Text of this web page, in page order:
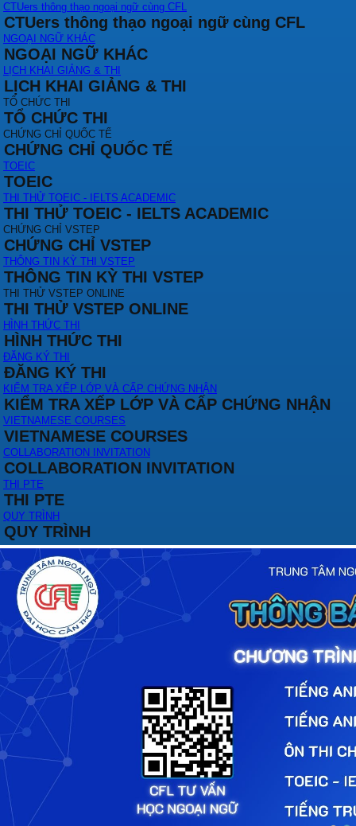
CTUers thông thạo ngoại ngữ cùng CFL
CTUers thông thạo ngoại ngữ cùng CFL
NGOẠI NGỮ KHÁC
NGOẠI NGỮ KHÁC
LỊCH KHAI GIẢNG & THI
LỊCH KHAI GIẢNG & THI
TỔ CHỨC THI
TỔ CHỨC THI
CHỨNG CHỈ QUỐC TẾ
CHỨNG CHỈ QUỐC TẾ
TOEIC
TOEIC
THI THỬ TOEIC - IELTS ACADEMIC
THI THỬ TOEIC - IELTS ACADEMIC
CHỨNG CHỈ VSTEP
CHỨNG CHỈ VSTEP
THÔNG TIN KỲ THI VSTEP
THÔNG TIN KỲ THI VSTEP
THI THỬ VSTEP ONLINE
THI THỬ VSTEP ONLINE
HÌNH THỨC THI
HÌNH THỨC THI
ĐĂNG KÝ THI
ĐĂNG KÝ THI
KIỂM TRA XẾP LỚP VÀ CẤP CHỨNG NHẬN
KIỂM TRA XẾP LỚP VÀ CẤP CHỨNG NHẬN
VIETNAMESE COURSES
VIETNAMESE COURSES
COLLABORATION INVITATION
COLLABORATION INVITATION
THI PTE
THI PTE
QUY TRÌNH
QUY TRÌNH